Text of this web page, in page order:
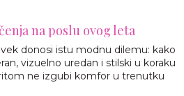
na poslu ovog leta
donosi istu modnu dilemu: kako
vizuelno uredan i stilski u koraku
ne izgubi komfor u trenutku